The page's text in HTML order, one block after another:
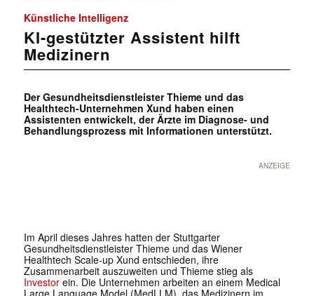
Künstliche Intelligenz
KI-gestützter Assistent hilft
Medizinern
Der Gesundheitsdienstleister Thieme und das
Healthtech-Unternehmen Xund haben einen
Assistenten entwickelt, der Ärzte im Diagnose- und
Behandlungsprozess mit Informationen unterstützt.
ANZEIGE
Im April dieses Jahres hatten der Stuttgarter
Gesundheitsdienstleister Thieme und das Wiener
Healthtech Scale-up Xund entschieden, ihre
Zusammenarbeit auszuweiten und Thieme stieg als
Investorein. Die Unternehmen arbeiten an einem Medical
Large Language Model (MedLLM), das Medizinern im